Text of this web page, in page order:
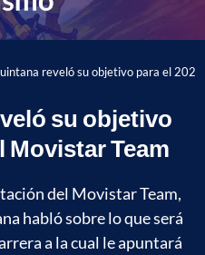
reveló su objetivo para el
su objetivo
Movistar Team
del Movistar Team,
habló sobre lo que será
a la cual le apuntará